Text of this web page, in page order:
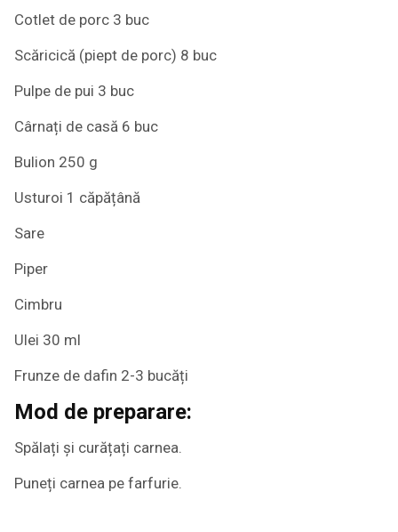
Cotlet de porc 3 buc
Scăricică (piept de porc) 8 buc
Pulpe de pui 3 buc
Cârnați de casă 6 buc
Bulion 250 g
Usturoi 1 căpățână
Sare
Piper
Cimbru
Ulei 30 ml
Frunze de dafin 2-3 bucăți
Mod de preparare:
Spălați și curățați carnea.
Puneți carnea pe farfurie.